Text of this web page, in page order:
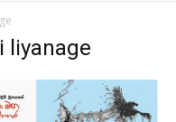
liyanage